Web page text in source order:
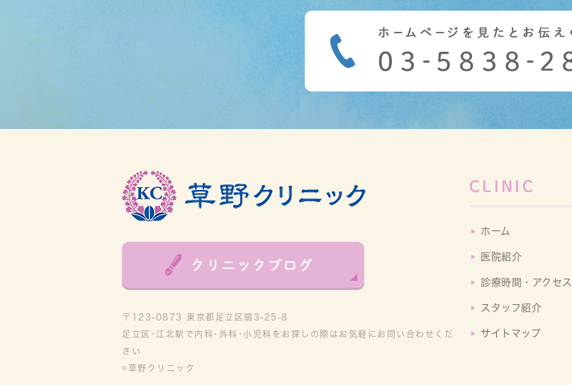
〒123-0873 東京都足立区扇3-25-8
足立区･江北駅で内科･外科･小児科をお探しの際はお気軽にお問い合わせくだ
さい
©草野クリニック
CLINIC
ホーム
医院紹介
診療時間・アクセス
スタッフ紹介
サイトマップ